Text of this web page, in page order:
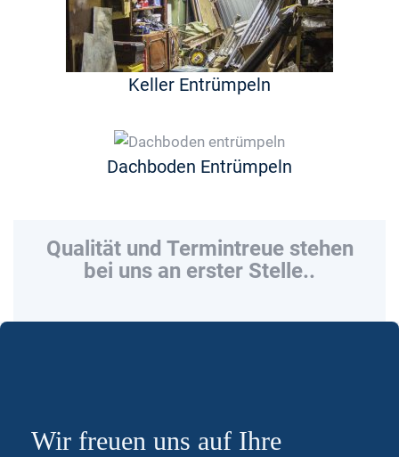
Keller Entrümpeln
Dachboden Entrümpeln
Qualität und Termintreue stehen
bei uns an erster Stelle..
Wir freuen uns auf Ihre